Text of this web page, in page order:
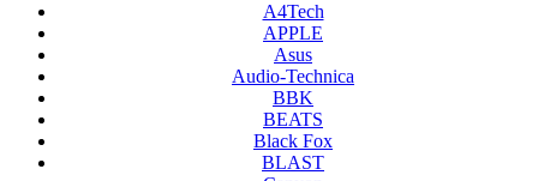
A4Tech
APPLE
Asus
Audio-Technica
BBK
BEATS
Black Fox
BLAST